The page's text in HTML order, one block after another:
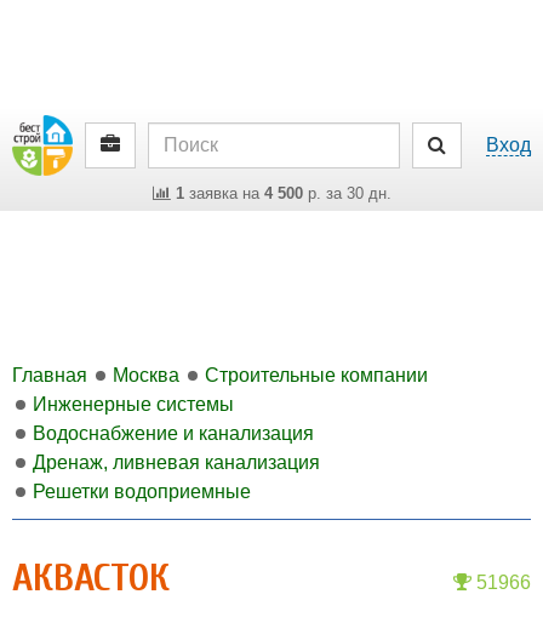
Вход
1заявка на 4 500р. за 30 дн.
Главная Москва
Строительные компании
Инженерные системы
Водоснабжение и канализация
Дренаж, ливневая канализация
Решетки водоприемные
51966
АКВАСТОК